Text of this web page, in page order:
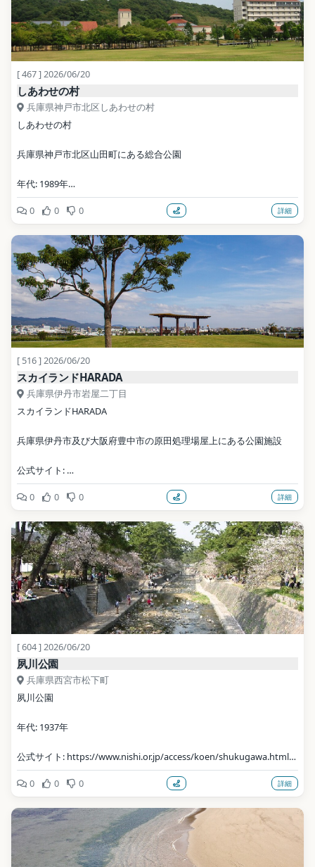
[ 467 ] 2026/06/20
しあわせの村
兵庫県神戸市北区しあわせの村
しあわせの村
兵庫県神戸市北区山田町にある総合公園
年代: 1989年
公式サイト: http://www.shiawasenomura.org/
写真: Jnn。 / CC BY-SA 3.0（Wikimedia Commons）
地点データ: Wikidata (CC0)
0 0 0 詳細
[ 516 ] 2026/06/20
スカイランドHARADA
兵庫県伊丹市岩屋二丁目
スカイランドHARADA
兵庫県伊丹市及び大阪府豊中市の原田処理場屋上にある公園施設
公式サイト:
https://www.city.toyonaka.osaka.jp/shisetsu/suidou/skyland_hara
da/
写真: Japanbird / CC BY-SA 4.0（Wikimedia Commons）
地点データ: Wikidata (CC0)
0 0 0 詳細
[ 604 ] 2026/06/20
夙川公園
兵庫県西宮市松下町
夙川公園
年代: 1937年
公式サイト: https://www.nishi.or.jp/access/koen/shukugawa.html
写真: Myochu / Public domain（Wikimedia Commons）
地点データ: Wikidata (CC0)
0 0 0 詳細